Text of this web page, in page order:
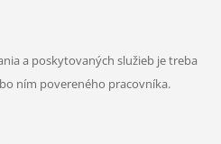
a poskytovaných služieb je treba
ním povereného pracovníka.